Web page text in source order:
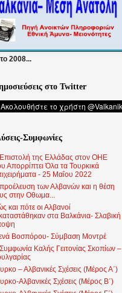
2008...
στο Twitter
Συμφωνίες
της Ελλάδας στον ΟΗΕ
Απορρίπτει Όλα τα Τουρκικά
- 25 Μαΐου 2022
των Αλβανών και η θέση
στην Οθωμα...
και πότε οι Αλβανοί
στα Βαλκάνια- Σλαβική
Βοσπόρου- Σύμβαση Μοντρέ
Καλής Γειτονίας Σκοπίων –
– Αλβανικές Σχέσεις (Mέρος Α΄)
Αλβανικές Σχέσεις (Μέρος Β΄)